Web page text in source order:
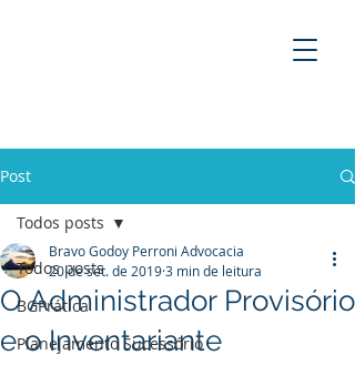
Post
Todos posts
BGPrática
Planejamento Sucessório
Todos posts
O Administrador Provisório
e o Inventariante
Bravo Godoy Perroni Advocacia
20 de set. de 20193 min de leitura